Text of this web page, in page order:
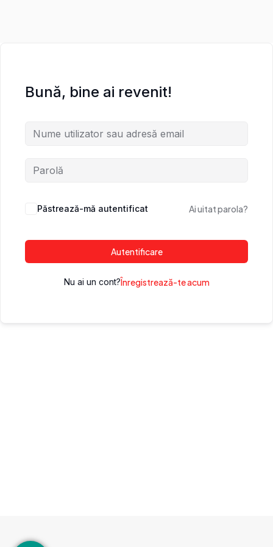
Bună, bine ai revenit!
Păstrează-mă autentificat Ai uitat parola?
Autentificare
Nu ai un cont?Înregistrează-te acum